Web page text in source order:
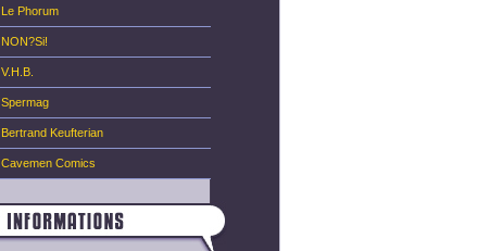
Le Phorum
NON?Si!
V.H.B.
Spermag
Bertrand Keufterian
Cavemen Comics